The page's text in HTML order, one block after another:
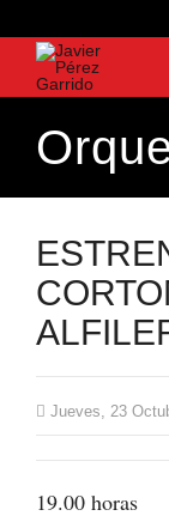
BUSCAR
Jueves, 23
19.00 horas